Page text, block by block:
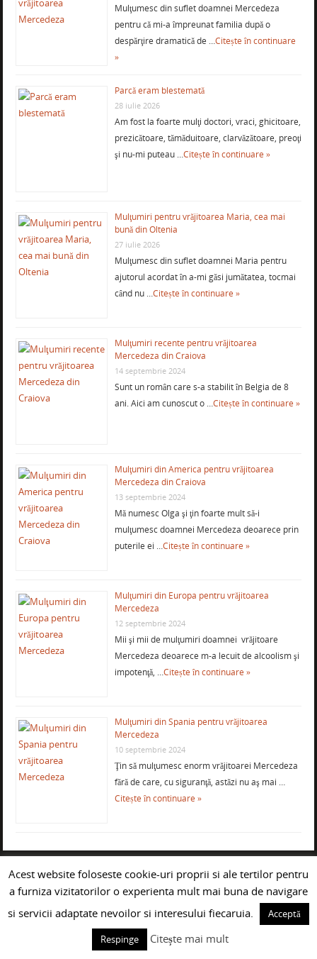
Mulţumesc din suflet doamnei Mercedeza
pentru că mi-a împreunat familia după o
despărţire dramatică de …Citește în continuare
»
Parcă eram blestemată
28 iulie 2026
Am fost la foarte mulţi doctori, vraci, ghicitoare,
prezicătoare, tămăduitoare, clarvăzătoare, preoţi
şi nu-mi puteau …Citește în continuare »
Mulţumiri pentru vrăjitoarea Maria, cea mai
bună din Oltenia
27 iulie 2026
Mulţumesc din suflet doamnei Maria pentru
ajutorul acordat în a-mi găsi jumătatea, tocmai
când nu …Citește în continuare »
Mulţumiri recente pentru vrăjitoarea
Mercedeza din Craiova
14 septembrie 2024
Sunt un român care s-a stabilit în Belgia de 8
ani. Aici am cunoscut o …Citește în continuare »
Mulţumiri din America pentru vrăjitoarea
Mercedeza din Craiova
13 septembrie 2024
Mă numesc Olga şi ţin foarte mult să-i
mulţumesc doamnei Mercedeza deoarece prin
puterile ei …Citește în continuare »
Mulţumiri din Europa pentru vrăjitoarea
Mercedeza
12 septembrie 2024
Mii şi mii de mulţumiri doamnei vrăjitoare
Mercedeza deoarece m-a lecuit de alcoolism şi
impotenţă, …Citește în continuare »
Mulţumiri din Spania pentru vrăjitoarea
Mercedeza
10 septembrie 2024
Ţin să mulţumesc enorm vrăjitoarei Mercedeza
fără de care, cu siguranţă, astăzi nu aş mai …
Citește în continuare »
VRAJITOARE GHICITOARE
CLARVAZATOARE TAMADUITOARE
BUCURESTI
Acest website foloseste cookie-uri proprii si ale tertilor pentru
a furniza vizitatorilor o experienta mult mai buna de navigare
si servicii adaptate nevoilor si interesului fiecaruia.
Acceptă
Respinge
Citește mai mult